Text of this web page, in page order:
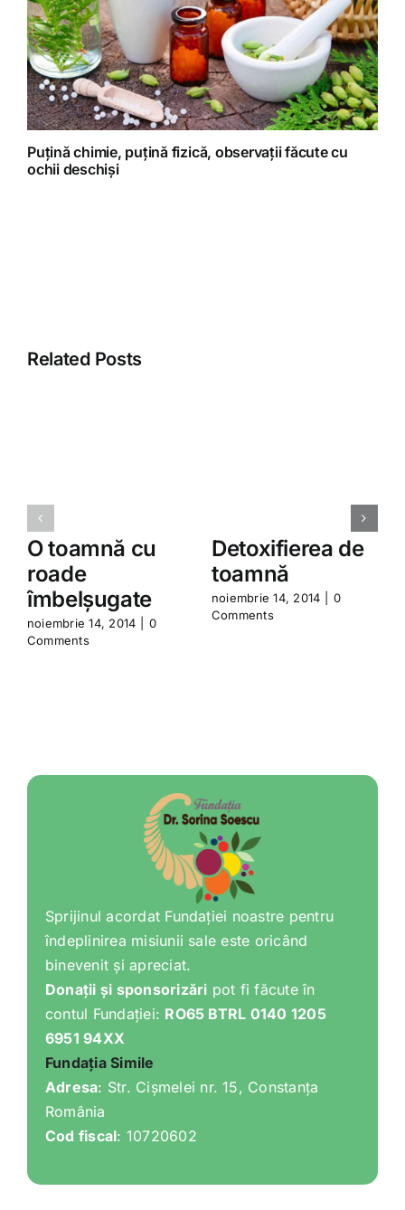
Puțină chimie, puțină fizică, observații făcute cu
ochii deschiși
Related Posts
O toamnă cu
roade
îmbelșugate
noiembrie 14, 2014
0
Comments
Detoxifierea de
toamnă
noiembrie 14, 2014
0
Comments
Sprijinul acordat Fundației noastre pentru
îndeplinirea misiunii sale este oricând
binevenit și apreciat.
Donații și sponsorizări pot fi făcute în
contul Fundației: RO65 BTRL 0140 1205
6951 94XX
Fundația Simile
Adresa: Str. Cișmelei nr. 15, Constanța
România
Cod fiscal: 10720602